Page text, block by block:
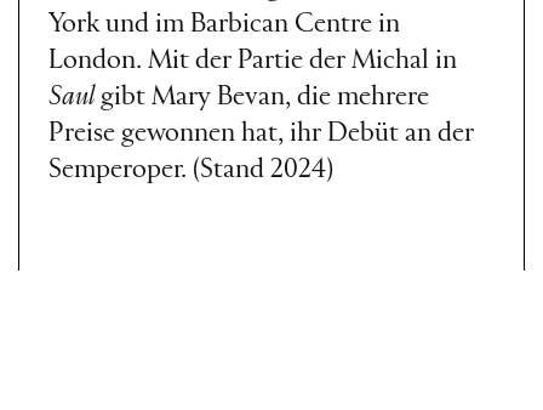
York und im Barbican Centre in
London. Mit der Partie der Michal in
Saul gibt Mary Bevan, die mehrere
Preise gewonnen hat, ihr Debüt an der
Semperoper. (Stand 2024)